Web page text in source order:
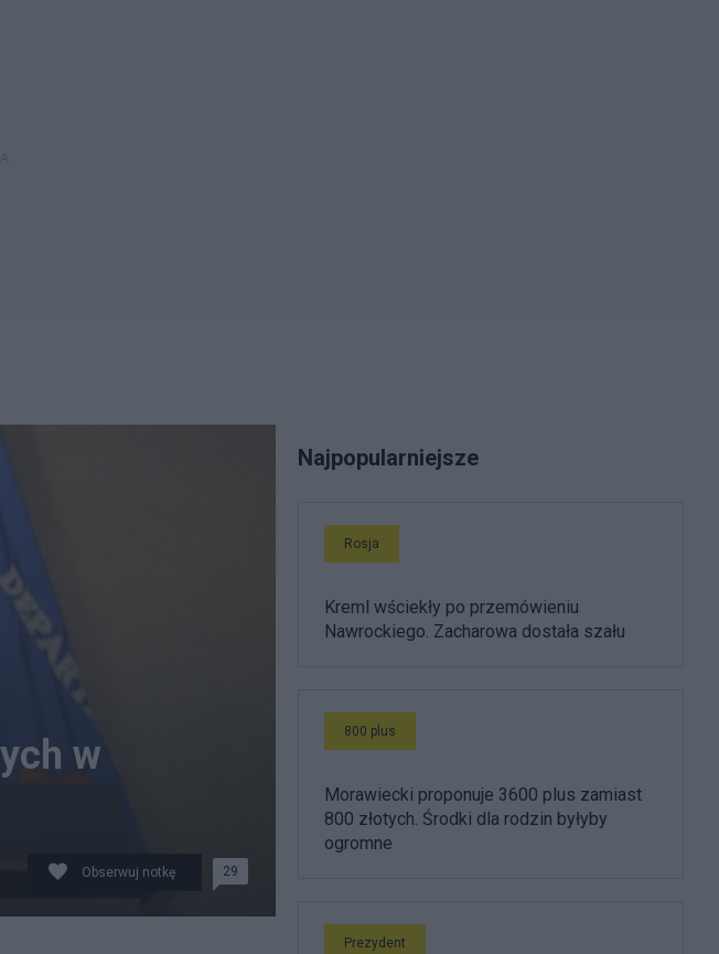
w
Obserwuj notkę 29
Najpopularniejsze
Rosja
Kreml wściekły po przemówieniu
Nawrockiego. Zacharowa dostała szału
800 plus
Morawiecki proponuje 3600 plus zamiast
800 złotych. Środki dla rodzin byłyby
ogromne
Prezydent